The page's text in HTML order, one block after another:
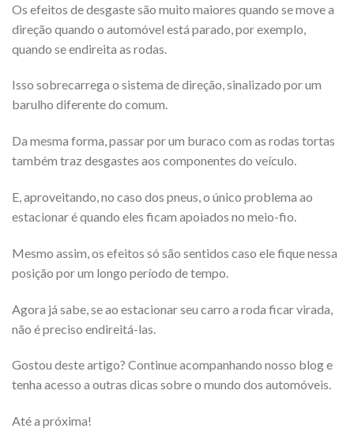
Os efeitos de desgaste são muito maiores quando se move a
direção quando o automóvel está parado, por exemplo,
quando se endireita as rodas.
Isso sobrecarrega o sistema de direção, sinalizado por um
barulho diferente do comum.
Da mesma forma, passar por um buraco com as rodas tortas
também traz desgastes aos componentes do veículo.
E, aproveitando, no caso dos pneus, o único problema ao
estacionar é quando eles ficam apoiados no meio-fio.
Mesmo assim, os efeitos só são sentidos caso ele fique nessa
posição por um longo período de tempo.
Agora já sabe, se ao estacionar seu carro a roda ficar virada,
não é preciso endireitá-las.
Gostou deste artigo? Continue acompanhando nosso blog e
tenha acesso a outras dicas sobre o mundo dos automóveis.
Até a próxima!